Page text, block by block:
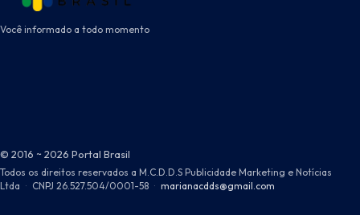
Você informado a todo momento
© 2016 ~ 2026 Portal Brasil
Todos os direitos reservados a M.C.D.D.S Publicidade Marketing e Notícias
Ltda · CNPJ 26.527.504/0001-58 · marianacdds@gmail.com